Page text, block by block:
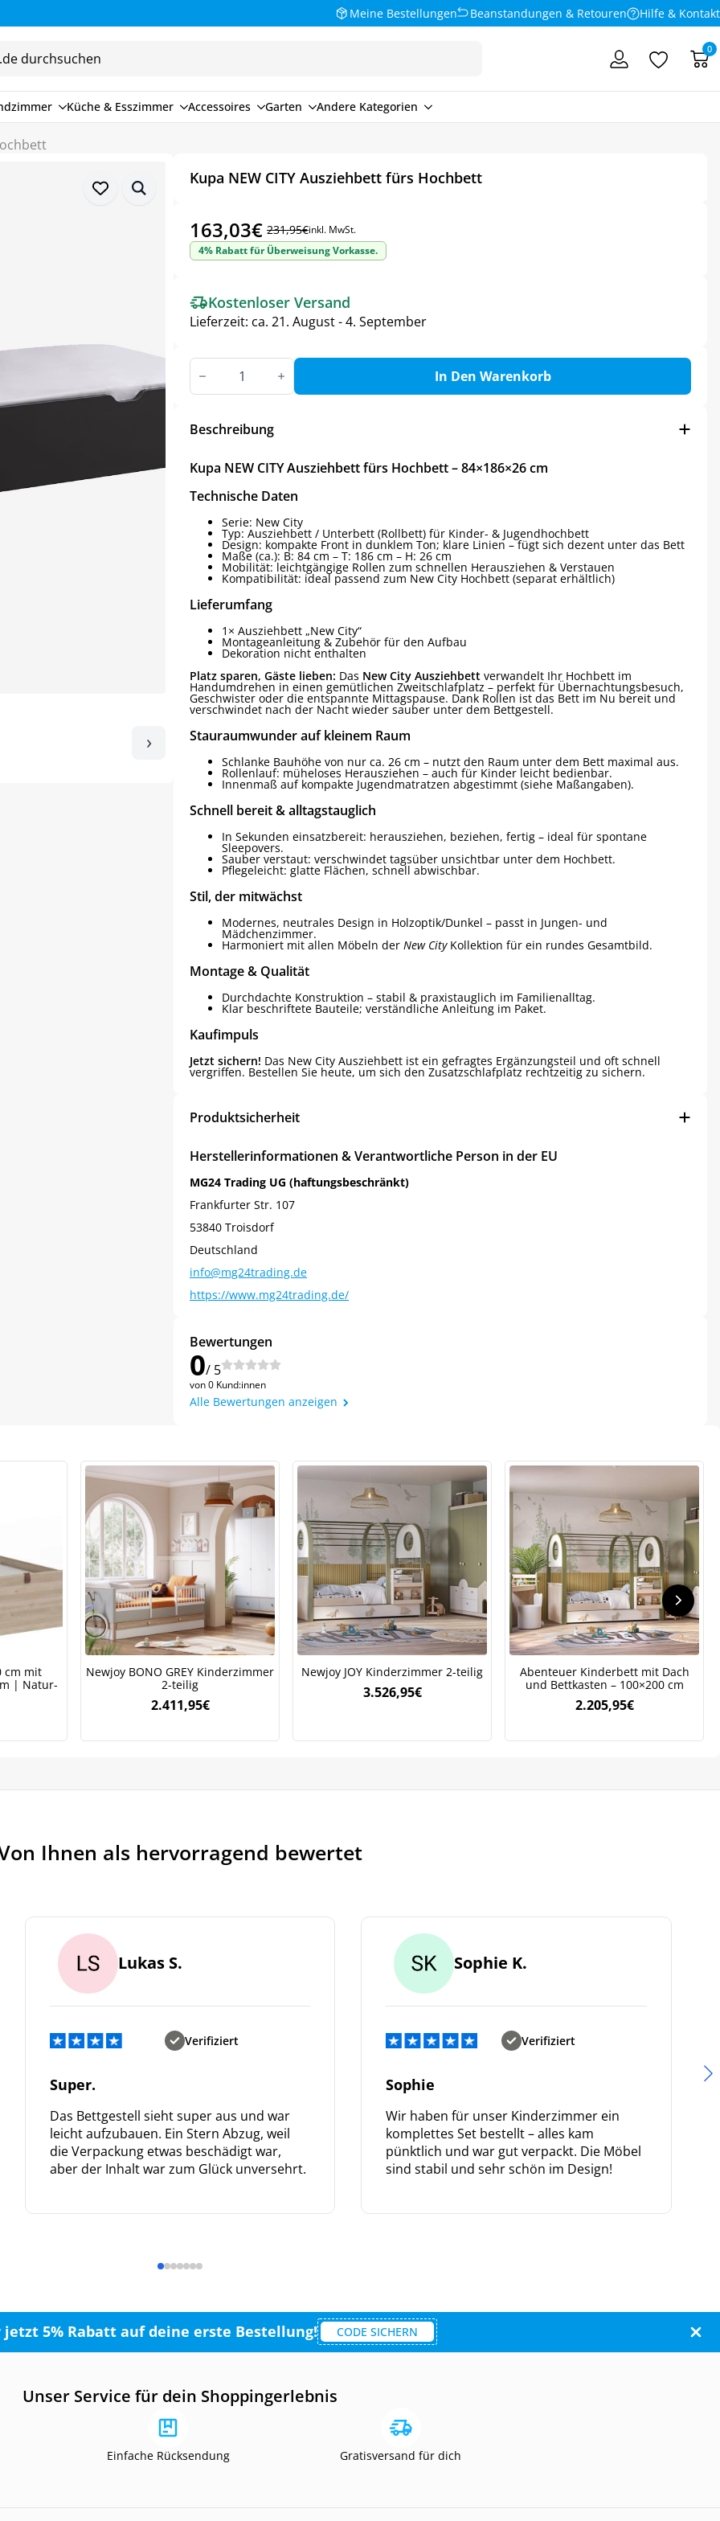
Meine Bestellungen Beanstandungen & Retouren Hilfe & Kontakt
0
Küche & Esszimmer Accessoires Garten Andere Kategorien
›
Kupa NEW CITY Ausziehbett fürs Hochbett
231,95€
Ursprünglicher
Preis
231,95€
163,03€
Aktueller
Preis
163,03€.
inkl. MwSt.
4% Rabatt für Überweisung Vorkasse.
Kostenloser Versand
Lieferzeit: ca. 21. August - 4. September
Kupa
NEW
CITY
Hochbett
In Den Warenkorb
Beschreibung
Kupa NEW CITY Ausziehbett fürs Hochbett – 84×186×26 cm
Technische Daten
Serie: New City
Typ: Ausziehbett / Unterbett (Rollbett) für Kinder- & Jugendhochbett
Design: kompakte Front in dunklem Ton; klare Linien – fügt sich dezent unter das Bett
Maße (ca.): B: 84 cm – T: 186 cm – H: 26 cm
Mobilität: leichtgängige Rollen zum schnellen Herausziehen & Verstauen
Kompatibilität: ideal passend zum New City Hochbett (separat erhältlich)
Lieferumfang
1× Ausziehbett „New City“
Montageanleitung & Zubehör für den Aufbau
Dekoration nicht enthalten
Platz sparen, Gäste lieben: Das New City Ausziehbett verwandelt Ihr Hochbett im
Handumdrehen in einen gemütlichen Zweitschlafplatz – perfekt für Übernachtungsbesuch,
Geschwister oder die entspannte Mittagspause. Dank Rollen ist das Bett im Nu bereit und
verschwindet nach der Nacht wieder sauber unter dem Bettgestell.
Stauraumwunder auf kleinem Raum
Schlanke Bauhöhe von nur ca. 26 cm – nutzt den Raum unter dem Bett maximal aus.
Rollenlauf: müheloses Herausziehen – auch für Kinder leicht bedienbar.
Innenmaß auf kompakte Jugendmatratzen abgestimmt (siehe Maßangaben).
Schnell bereit & alltagstauglich
In Sekunden einsatzbereit: herausziehen, beziehen, fertig – ideal für spontane
Sleepovers.
Sauber verstaut: verschwindet tagsüber unsichtbar unter dem Hochbett.
Pflegeleicht: glatte Flächen, schnell abwischbar.
Stil, der mitwächst
Modernes, neutrales Design in Holzoptik/Dunkel – passt in Jungen- und
Mädchenzimmer.
Harmoniert mit allen Möbeln der New CityKollektion für ein rundes Gesamtbild.
Montage & Qualität
Durchdachte Konstruktion – stabil & praxistauglich im Familienalltag.
Klar beschriftete Bauteile; verständliche Anleitung im Paket.
Kaufimpuls
Jetzt sichern! Das New City Ausziehbett ist ein gefragtes Ergänzungsteil und oft schnell
vergriffen. Bestellen Sie heute, um sich den Zusatzschlafplatz rechtzeitig zu sichern.
Produktsicherheit
Herstellerinformationen & Verantwortliche Person in der EU
MG24 Trading UG (haftungsbeschränkt)
Frankfurter Str. 107
53840 Troisdorf
Deutschland
info@mg24trading.de
https://www.mg24trading.de/
Bewertungen
0/ 5
von 0 Kund:innen
Alle Bewertungen anzeigen
cm mit
| Natur-
Newjoy BONO GREY Kinderzimmer
2-teilig
2.411,95€
Newjoy JOY Kinderzimmer 2-teilig
3.526,95€
Abenteuer Kinderbett mit Dach
und Bettkasten – 100×200 cm
2.205,95€
Ihnen als hervorragend bewertet
Lukas S.
Verifiziert
Super.
Das Bettgestell sieht super aus und war
leicht aufzubauen. Ein Stern Abzug, weil
die Verpackung etwas beschädigt war,
aber der Inhalt war zum Glück unversehrt.
Sophie K.
Verifiziert
Sophie
Wir haben für unser Kinderzimmer ein
komplettes Set bestellt – alles kam
pünktlich und war gut verpackt. Die Möbel
sind stabil und sehr schön im Design!
jetzt 5% Rabatt auf deine erste Bestellung! CODE SICHERN
Unser Service für dein Shoppingerlebnis
Einfache Rücksendung Gratisversand für dich
5% Rabatt
auf Ihre erste Bestellung sichern!
Bleiben Sie auf dem Laufenden über Neuigkeiten und Angebote.
Informationen darüber, wie wir Ihre Daten für Marketingkommunikation
Lesen Sie unsereDatenschutzrichtlinie.